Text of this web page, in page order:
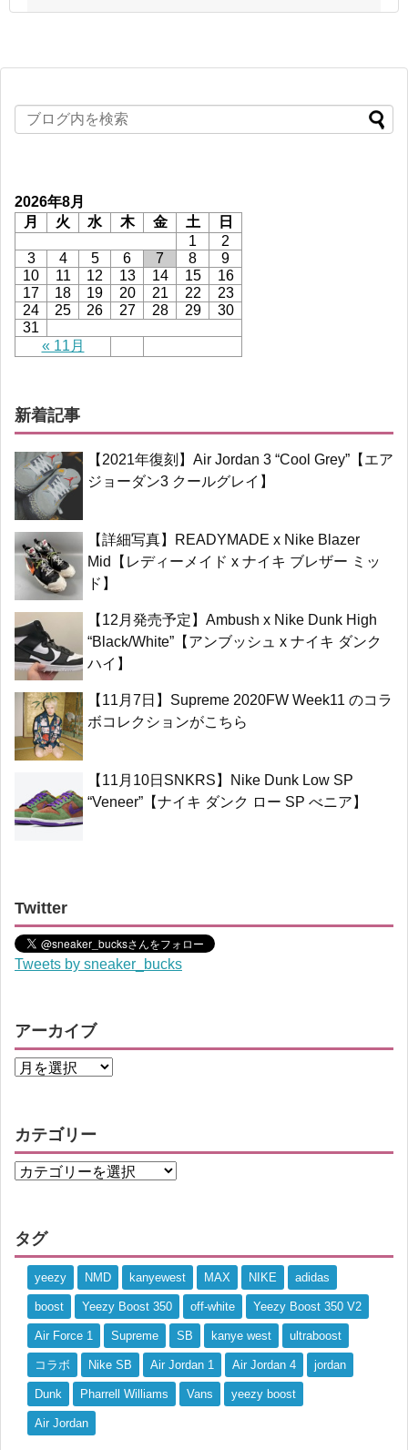
2026年8月
月
火 水 木 金 土 日
« 11月
1
2
3
4 5 6 7 8
9
10
11 12 13 14 15
16
17
18 19 20 21 22
23
24
25 26 27 28 29
30
31
新着記事
【2021年復刻】Air Jordan 3 “Cool Grey”【エア
ジョーダン3 クールグレイ】
【詳細写真】READYMADE x Nike Blazer
Mid【レディーメイド x ナイキ ブレザー ミッ
ド】
【12月発売予定】Ambush x Nike Dunk High
“Black/White”【アンブッシュ x ナイキ ダンク
ハイ】
【11月7日】Supreme 2020FW Week11 のコラ
ボコレクションがこちら
【11月10日SNKRS】Nike Dunk Low SP
“Veneer”【ナイキ ダンク ロー SP べニア】
Twitter
Tweets by sneaker_bucks
アーカイブ
カテゴリー
タグ
yeezy NMD kanyewest MAX NIKE adidas
boost Yeezy Boost 350 off-white Yeezy Boost 350 V2
Air Force 1 Supreme SB kanye west ultraboost
コラボ Nike SB Air Jordan 1 Air Jordan 4 jordan
Dunk Pharrell Williams Vans yeezy boost
Air Jordan